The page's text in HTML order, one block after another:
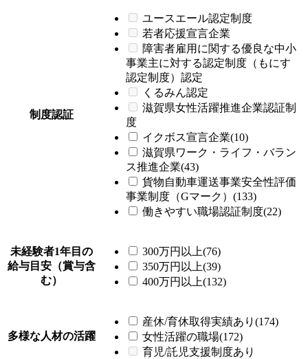
制度認証
ユースエール認定制度
若者応援宣言企業
障害者雇用に関する優良な中小
事業主に対する認定制度（もにす
認定制度）認定
くるみん認定
滋賀県女性活躍推進企業認証制
度
イクボス宣言企業(10)
滋賀県ワーク・ライフ・バラン
ス推進企業(43)
貨物自動車運送事業安全性評価
事業制度（Gマーク）(133)
働きやすい職場認証制度(22)
未経験者1年目の
給与目安（賞与含
む）
300万円以上(76)
350万円以上(39)
400万円以上(132)
多様な人材の活躍
産休/育休取得実績あり(174)
女性活躍の職場(172)
育児/託児支援制度あり